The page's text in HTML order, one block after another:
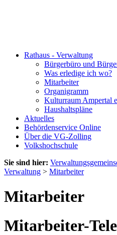
Rathaus - Verwaltung
Bürgerbüro und
Was erledige ich wo?
Mitarbeiter
Organigramm
Kulturraum Ampertal
Haushaltspläne
Aktuelles
Behördenservice Online
Über die VG-Zolling
Volkshochschule
Sie sind hier:
Verwaltung > Mitarbeiter
Mitarbeiter
Mitarbeiter-